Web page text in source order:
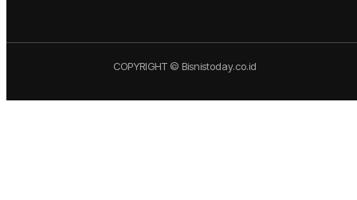
COPYRIGHT © Bisnistoday.co.id